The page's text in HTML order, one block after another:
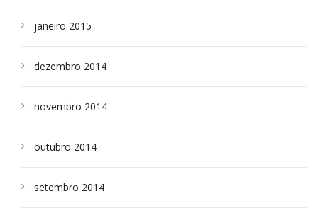
janeiro 2015
dezembro 2014
novembro 2014
outubro 2014
setembro 2014